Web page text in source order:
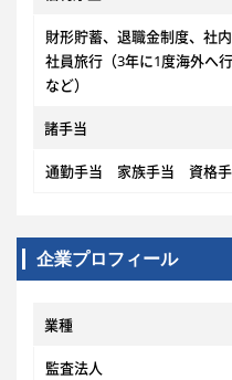
財形貯蓄、退職金制度、社
社員旅行（3年に1度海外へ
など）
諸手当
通勤手当 家族手当 資格
企業プロフィール
業種
監査法人